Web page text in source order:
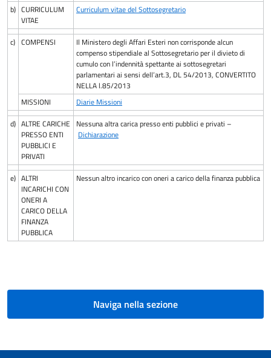
b) CURRICULUM
VITAE
Curriculum vitae del Sottosegretario
c) COMPENSI
Il Ministero degli Affari Esteri non corrisponde alcun
compenso stipendiale al Sottosegretario per il divieto di
cumulo con l’indennità spettante ai sottosegretari
parlamentari ai sensi dell’art.3, DL 54/2013, CONVERTITO
NELLA l.85/2013
MISSIONI
Diarie Missioni
d) ALTRE CARICHE
PRESSO ENTI
PUBBLICI E
PRIVATI
Nessuna altra carica presso enti pubblici e privati –
Dichiarazione
e) ALTRI
INCARICHI CON
ONERI A
CARICO DELLA
FINANZA
PUBBLICA
Nessun altro incarico con oneri a carico della finanza pubblica
Naviga nella sezione